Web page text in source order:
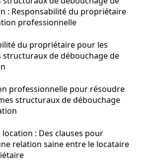
: Responsabilité du propriétaire
professionnelle
du propriétaire pour les
structuraux de débouchage de
professionnelle pour résoudre
structuraux de débouchage
: Des clauses pour
relation saine entre le locataire